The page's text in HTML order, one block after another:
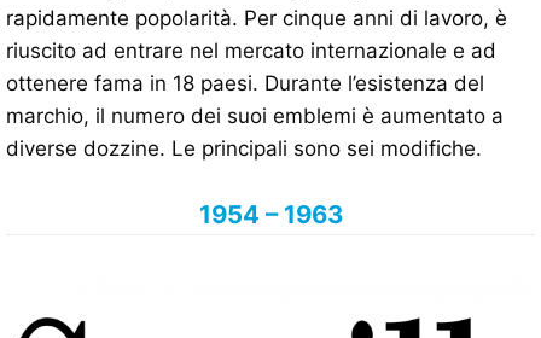
rapidamente popolarità. Per cinque anni di lavoro, è
riuscito ad entrare nel mercato internazionale e ad
ottenere fama in 18 paesi. Durante l’esistenza del
marchio, il numero dei suoi emblemi è aumentato a
diverse dozzine. Le principali sono sei modifiche.
1954 – 1963